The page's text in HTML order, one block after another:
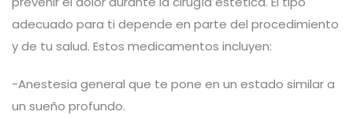
adecuado para ti depende en parte del procedimiento
y de tu salud. Estos medicamentos incluyen:
-Anestesia general que te pone en un estado similar a
un sueño profundo.